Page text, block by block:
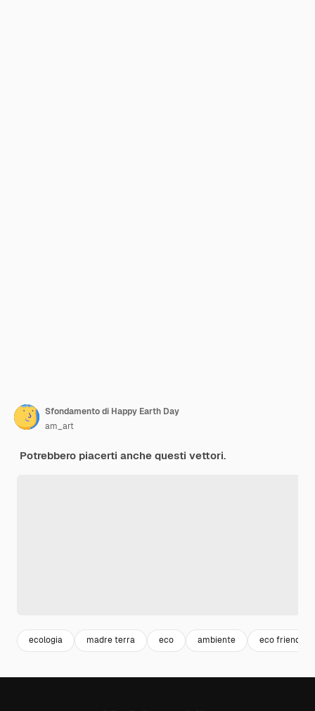
Sfondamento di Happy Earth Day
am_art
Potrebbero piacerti anche questi vettori.
ecologia madre terra eco ambiente eco friendly